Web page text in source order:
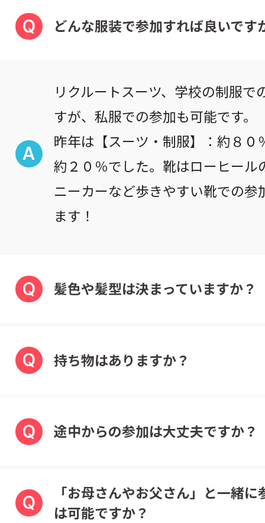
Q どんな服装で参加すれば良いです
A
リクルートスーツ、学校の制服で
すが、私服での参加も可能です。
昨年は【スーツ・制服】：約８０
約２０％でした。靴はローヒール
ニーカーなど歩きやすい靴での参
ます！
Q 髪色や髪型は決まっていますか？
Q 持ち物はありますか？
Q 途中からの参加は大丈夫ですか？
Q
「お母さんやお父さん」と一緒
は可能ですか？